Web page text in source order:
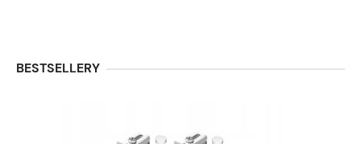
BESTSELLERY